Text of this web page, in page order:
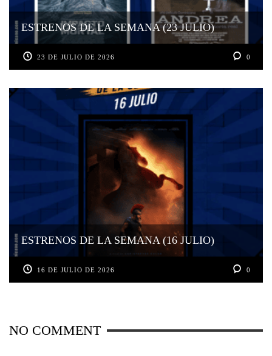
ESTRENOS DE LA SEMANA (23 JULIO)
23 DE JULIO DE 2026 0
ESTRENOS DE LA SEMANA (16 JULIO)
16 DE JULIO DE 2026 0
NO COMMENT